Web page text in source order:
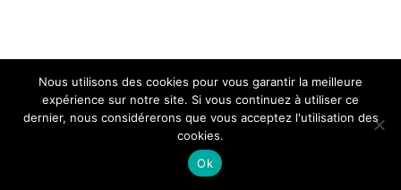
Nous utilisons des cookies pour vous garantir la meilleure
expérience sur notre site. Si vous continuez à utiliser ce
dernier, nous considérerons que vous acceptez l'utilisation des
cookies.
Ok